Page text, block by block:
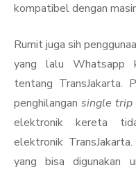
kompatibel dengan
Rumit juga sih
yang lalu Whatsapp
tentang TransJakarta.
penghilangan single trip
elektronik kereta
elektronik
yang bisa digunakan